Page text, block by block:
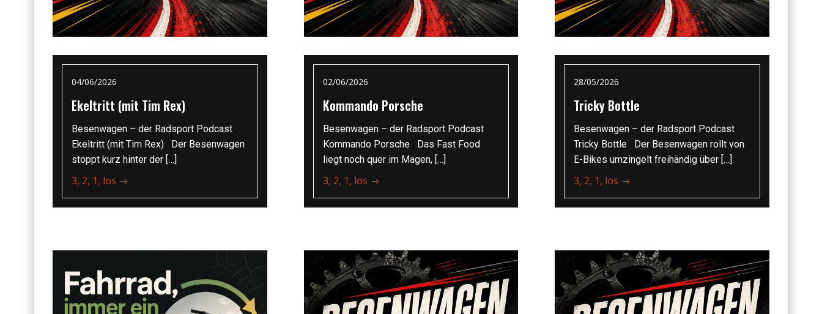
04/06/2026
Ekeltritt (mit Tim Rex)
Besenwagen – der Radsport Podcast
Ekeltritt (mit Tim Rex) Der Besenwagen
stoppt kurz hinter der […]
3, 2, 1, los
02/06/2026
Kommando Porsche
Besenwagen – der Radsport Podcast
Kommando Porsche Das Fast Food
liegt noch quer im Magen, […]
3, 2, 1, los
28/05/2026
Tricky Bottle
Besenwagen – der Radsport Podcast
Tricky Bottle Der Besenwagen rollt von
E-Bikes umzingelt freihändig über […]
3, 2, 1, los